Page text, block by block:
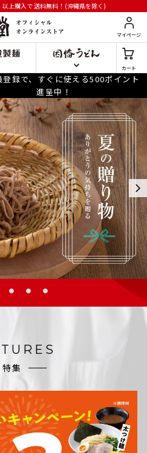
以上購入で送料無料！(沖縄県を除く)
マイページ
カート
登録で、すぐに使える500ポイント
進呈中！
特集